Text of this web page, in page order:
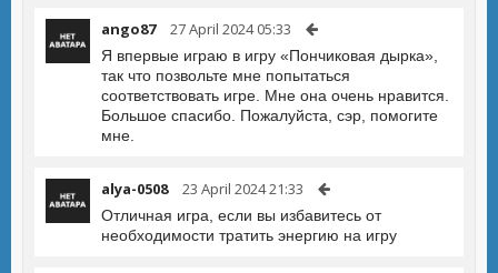
ango87 27 April 2024 05:33
Я впервые играю в игру «Пончиковая дырка»,
так что позвольте мне попытаться
соответствовать игре. Мне она очень нравится.
Большое спасибо. Пожалуйста, сэр, помогите
мне.
alya-0508 23 April 2024 21:33
Отличная игра, если вы избавитесь от
необходимости тратить энергию на игру